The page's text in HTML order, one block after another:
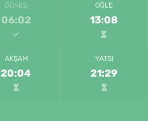
GÜNEŞ
06:02
ÖĞLE
13:08
AKŞAM
20:04
YATSI
21:29